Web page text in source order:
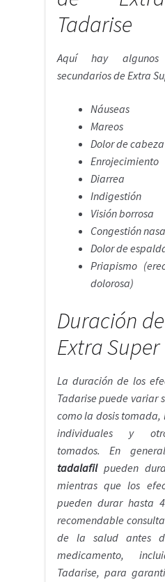
Tadarise
Aquí hay algunos
secundarios de Extra
Náuseas
Mareos
Dolor de cabeza
Enrojecimiento
Diarrea
Indigestión
Visión borrosa
Congestión
Dolor de
Priapismo
dolorosa)
Duración
Extra
La duración de los
Tadarise puede variar
como la dosis tomada,
individuales y
tomados. En
tadalafilpueden
mientras que los
pueden durar hasta
recomendable
de la salud antes
medicamento,
Tadarise, para